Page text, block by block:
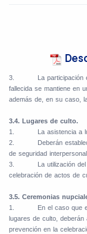
3.
La
fallecida se mantiene en
además de, en su caso,
3.4. Lugares de culto.
1.
La asistencia
2.
Deberán
de seguridad
3.
La utilización
celebración de actos de
3.5. Ceremonias
1.
En el caso que
lugares de culto,
prevención en la